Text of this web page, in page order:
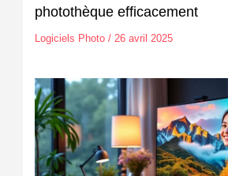
photothèque efficacement
Logiciels Photo/ 26 avril 2025